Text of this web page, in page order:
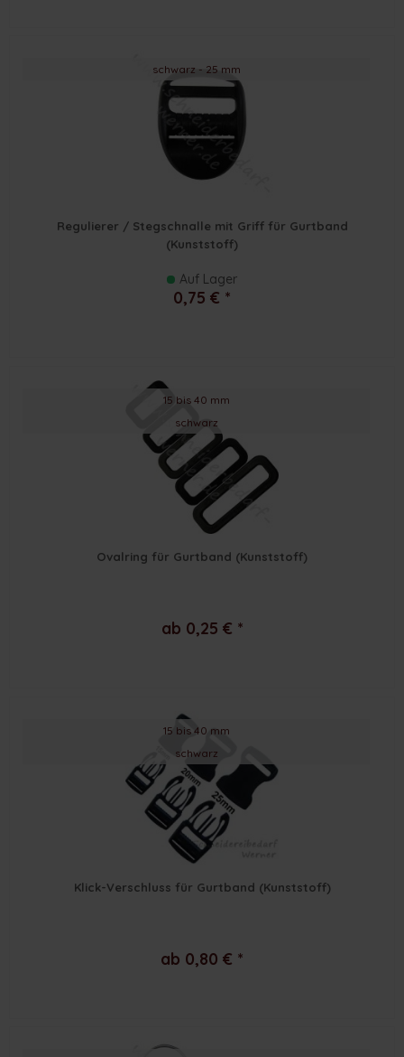
schwarz - 25 mm
Regulierer / Stegschnalle mit Griff für Gurtband
(Kunststoff)
Auf Lager
0,75 € *
15 bis 40 mm
schwarz
Ovalring für Gurtband (Kunststoff)
ab 0,25 € *
15 bis 40 mm
schwarz
Klick-Verschluss für Gurtband (Kunststoff)
ab 0,80 € *